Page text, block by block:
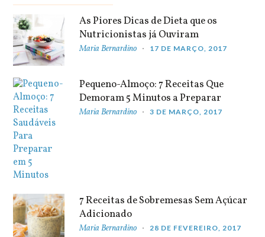
As Piores Dicas de Dieta que os
Nutricionistas já Ouviram
Maria Bernardino 17 DE MARÇO, 2017
Pequeno-Almoço: 7 Receitas Que
Demoram 5 Minutos a Preparar
Maria Bernardino 3 DE MARÇO, 2017
7 Receitas de Sobremesas Sem Açúcar
Adicionado
Maria Bernardino 28 DE FEVEREIRO, 2017